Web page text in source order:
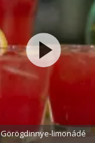
Görögdinnye-limonádé